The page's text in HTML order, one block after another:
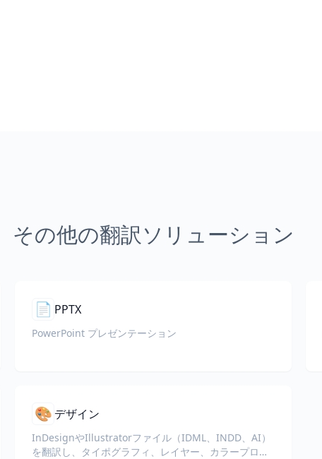
その他の翻訳ソリューション
📄 PPTX
PowerPoint プレゼンテーション
🎨 デザイン
InDesignやIllustratorファイル（IDML、INDD、AI）
を翻訳し、タイポグラフィ、レイヤー、カラープロフ